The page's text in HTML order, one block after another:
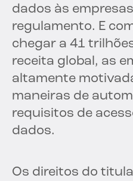
dados às
regulamento. E
chegar a 41
receita global, as
altamente
maneiras de
requisitos de
dados.
Os direitos do